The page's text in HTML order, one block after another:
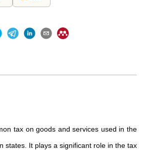
tax on goods and services used in the
states. It plays a significant role in the tax